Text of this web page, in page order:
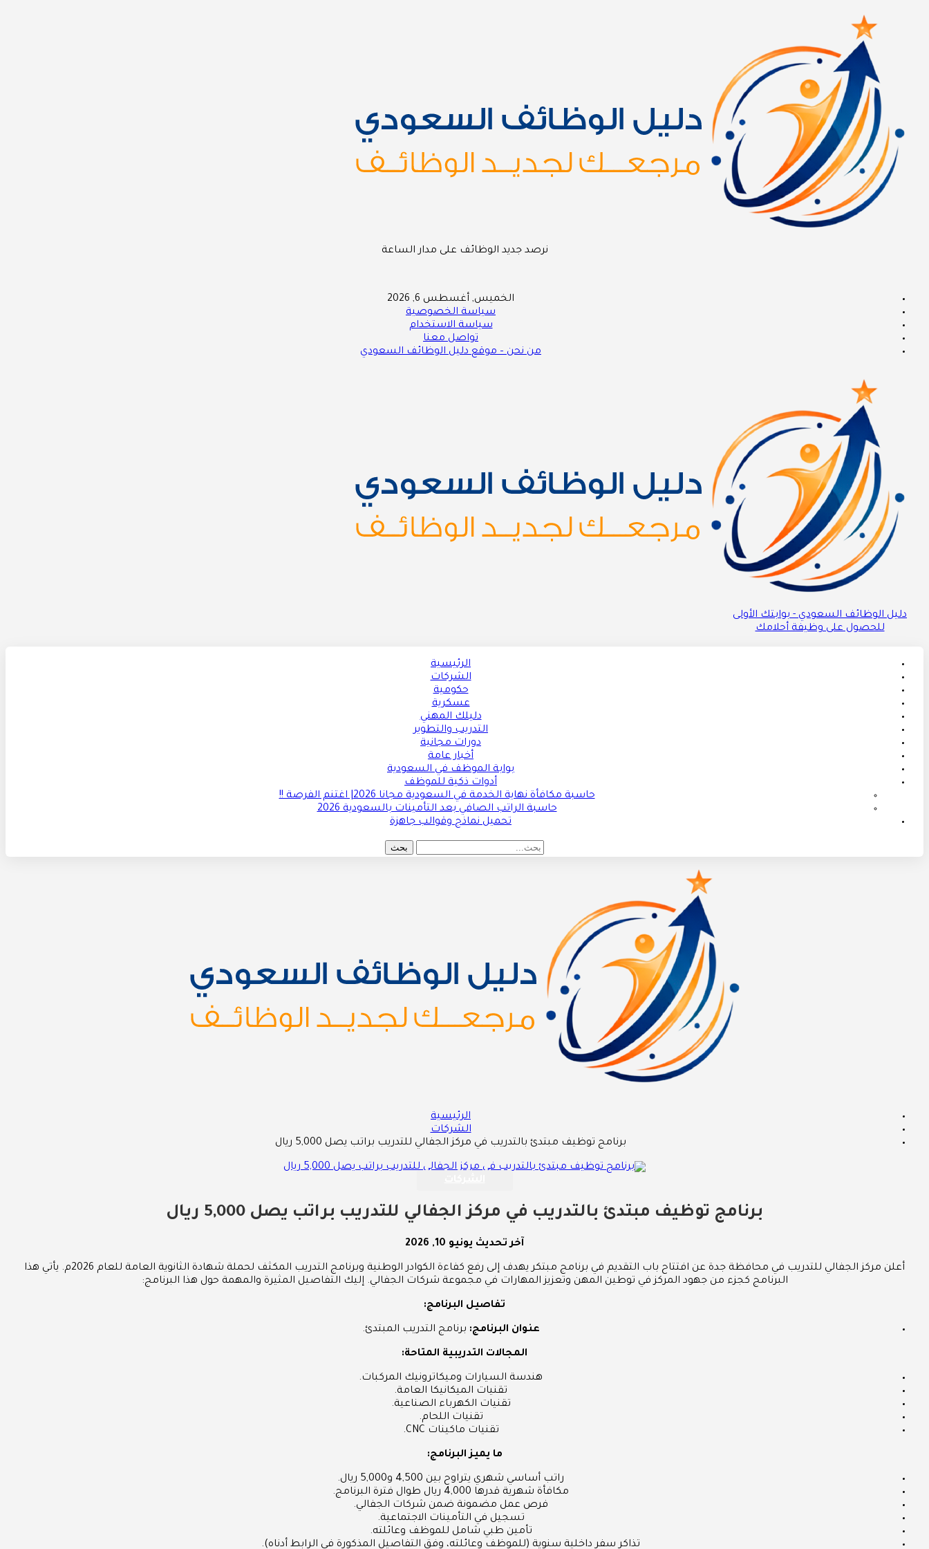
نرصد جديد الوظائف على مدار الساعة
الخميس, أغسطس 6, 2026
سياسة الخصوصية
سياسة الاستخدام
تواصل معنا
من نحن – موقع دليل الوظائف السعودي
دليل الوظائف السعودي - بوابتك الأولى
للحصول على وظيفة أحلامك
الرئيسية
الشركات
حكومية
عسكرية
دليلك المهني
التدريب والتطوير
دورات مجانية
أخبار عامة
بوابة الموظف في السعودية
أدوات ذكية للموظف
حاسبة مكافأة نهاية الخدمة في السعودية مجانا 2026| اغتنم الفرصة !!
حاسبة الراتب الصافي بعد التأمينات بالسعودية 2026
تحميل نماذج وقوالب جاهزة
الرئيسية
الشركات
برنامج توظيف مبتدئ بالتدريب في مركز الجفالي للتدريب براتب يصل 5,000 ريال
برنامج توظيف مبتدئ بالتدريب في مركز الجفالي للتدريب براتب يصل 5,000 ريال
آخر تحديث يونيو 10, 2026
أعلن مركز الجفالي للتدريب في محافظة جدة عن افتتاح باب التقديم في برنامج مبتكر يهدف إلى رفع كفاءة الكوادر الوطنية وبرنامج التدريب المكثف لحملة شهادة الثانوية العامة للعام 2026م. يأتي هذا
البرنامج كجزء من جهود المركز في توطين المهن وتعزيز المهارات في مجموعة شركات الجفالي. إليك التفاصيل المثيرة والمهمة حول هذا البرنامج:
تفاصيل البرنامج:
عنوان البرنامج: برنامج التدريب المبتدئ.
المجالات التدريبية المتاحة:
هندسة السيارات وميكاترونيك المركبات.
تقنيات الميكانيكا العامة.
تقنيات الكهرباء الصناعية.
تقنيات اللحام.
تقنيات ماكينات CNC.
ما يميز البرنامج:
راتب أساسي شهري يتراوح بين 4,500 و5,000 ريال.
مكافأة شهرية قدرها 4,000 ريال طوال فترة البرنامج.
فرص عمل مضمونة ضمن شركات الجفالي.
تسجيل في التأمينات الاجتماعية.
تأمين طبي شامل للموظف وعائلته.
تذاكر سفر داخلية سنوية (للموظف وعائلته، وفق التفاصيل المذكورة في الرابط أدناه).